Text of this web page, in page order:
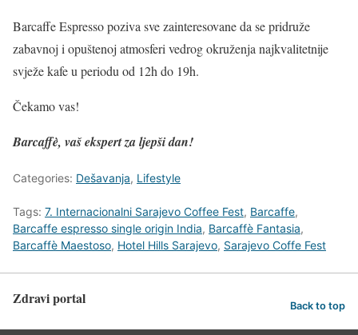
Barcaffe Espresso poziva sve zainteresovane da se pridruže
zabavnoj i opuštenoj atmosferi vedrog okruženja najkvalitetnije
svježe kafe u periodu od 12h do 19h.
Čekamo vas!
Barcaffè, vaš ekspert za ljepši dan!
Categories: Dešavanja, Lifestyle
Tags: 7. Internacionalni Sarajevo Coffee Fest, Barcaffe,
Barcaffe espresso single origin India, Barcaffè Fantasia,
Barcaffè Maestoso, Hotel Hills Sarajevo, Sarajevo Coffe Fest
Zdravi portal Back to top